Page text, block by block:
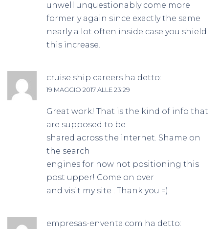
unwell unquestionably come more
formerly again since exactly the same
nearly a lot often inside case you shield
this increase.
cruise ship careers ha detto:
19 MAGGIO 2017 ALLE 23:29
Great work! That is the kind of info that
are supposed to be
shared across the internet. Shame on
the search
engines for now not positioning this
post upper! Come on over
and visit my site . Thank you =)
empresas-enventa.com ha detto: